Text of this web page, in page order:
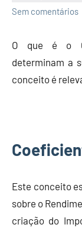
Economia
Finanças
Sem comentários
O que é o
determinam a
conceito é
Este conceito
sobre o
criação do